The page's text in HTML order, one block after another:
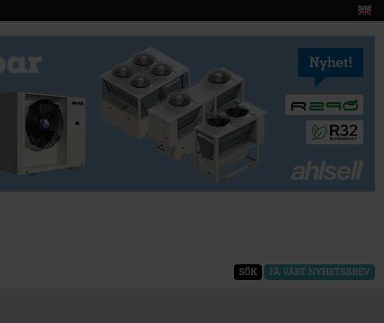
SÖK FÅ VÅRT NYHETSBREV